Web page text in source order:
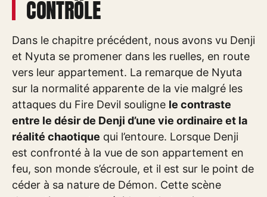
CONTRÔLE
Dans le chapitre précédent, nous avons vu Denji
et Nyuta se promener dans les ruelles, en route
vers leur appartement. La remarque de Nyuta
sur la normalité apparente de la vie malgré les
attaques du Fire Devil souligne le contraste
entre le désir de Denji d’une vie ordinaire et la
réalité chaotique qui l’entoure. Lorsque Denji
est confronté à la vue de son appartement en
feu, son monde s’écroule, et il est sur le point de
céder à sa nature de Démon. Cette scène